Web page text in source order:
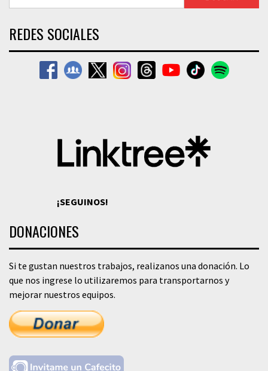
REDES SOCIALES
¡SEGUINOS!
DONACIONES
Si te gustan nuestros trabajos, realizanos una donación. Lo
que nos ingrese lo utilizaremos para transportarnos y
mejorar nuestros equipos.